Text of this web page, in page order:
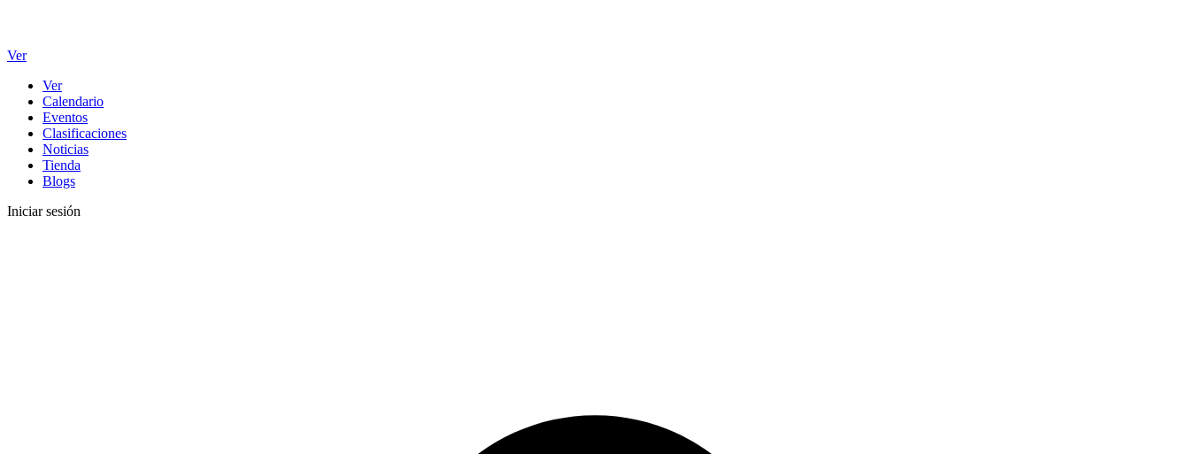
Ver
Ver
Calendario
Eventos
Clasificaciones
Noticias
Tienda
Blogs
Iniciar sesión